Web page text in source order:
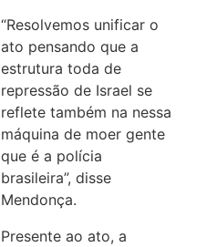
“Resolvemos unificar o
ato pensando que a
estrutura toda de
repressão de Israel se
reflete também na nessa
máquina de moer gente
que é a polícia
brasileira”, disse
Mendonça.
Presente ao ato, a